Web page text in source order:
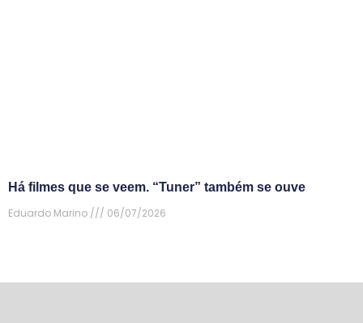
Há filmes que se veem. “Tuner” também se ouve
Eduardo Marino
06/07/2026